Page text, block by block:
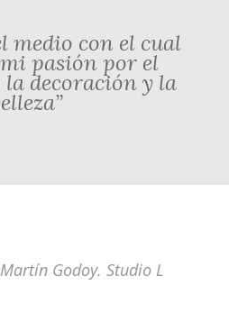
medio con el cual
pasión por el
la decoración y la
Godoy. Studio L